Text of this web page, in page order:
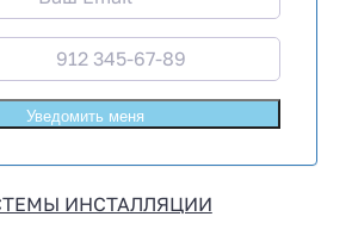
ИНСТАЛЛЯЦИИ